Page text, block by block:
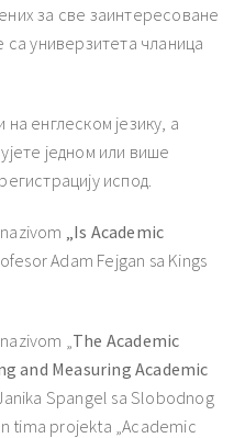
за све заинтересоване
са универзитета чланица
енглеском језику, а
једном или више
испод.
„Is Academic
Adam Fejgan sa Kings
„ The Academic
and Measuring Academic
Spangel sa Slobodnog
tima projekta „Academic